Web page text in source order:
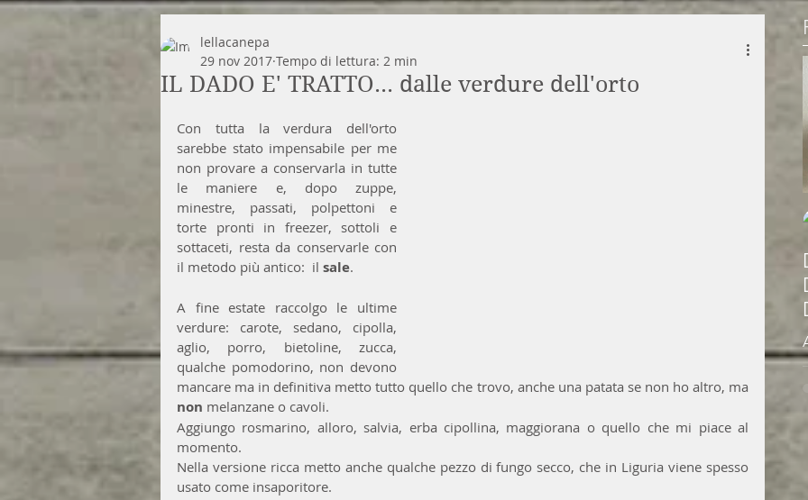
IL DADO E' TRATTO... dalle verdure dell'orto
lellacanepa
29 nov 2017 Tempo di lettura: 2 min
Con tutta la verdura dell'orto
sarebbe stato impensabile per me
non provare a conservarla in tutte
le maniere e, dopo zuppe,
minestre, passati, polpettoni e
torte pronti in freezer, sottoli e
sottaceti, resta da conservarle con
il metodo più antico:  il sale.
A fine estate raccolgo le ultime
verdure: carote, sedano, cipolla,
aglio, porro, bietoline, zucca,
qualche pomodorino, non devono
non melanzane o cavoli.
Aggiungo rosmarino, alloro, salvia, erba cipollina, maggiorana o quello che mi piace al
momento.
Nella versione ricca metto anche qualche pezzo di fungo secco, che in Liguria viene spesso
usato come insaporitore.